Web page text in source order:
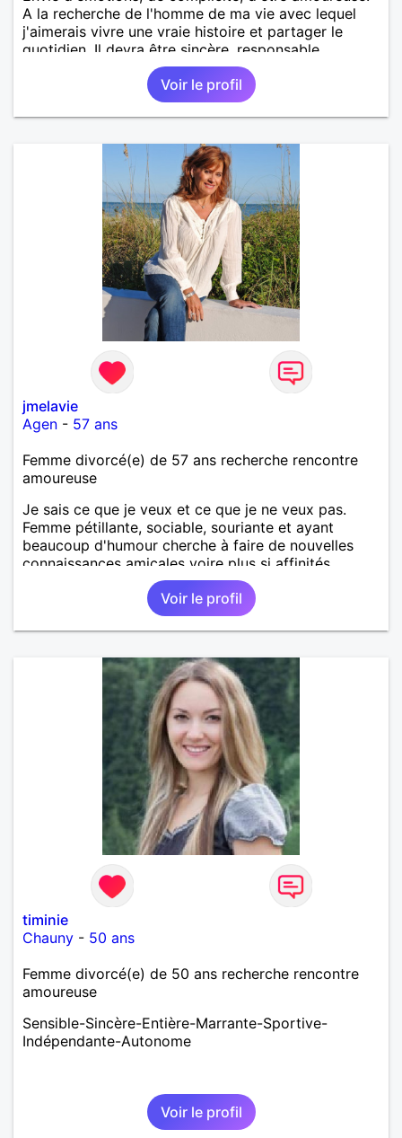
A la recherche de l'homme de ma vie avec lequel
j'aimerais vivre une vraie histoire et partager le
quotidien. Il devra être sincère, responsable,
ambitieux, entreprenant, fort de caractère et avec le
sens de l'humour. Il saura me chouchouter et me
mettre en valeur, me donner son amour et attention.
Merci de m'avoir lu et à bientôt...
Voir le profil
jmelavie
Agen - 57 ans
Femme divorcé(e) de 57 ans recherche rencontre
amoureuse
Je sais ce que je veux et ce que je ne veux pas.
Femme pétillante, sociable, souriante et ayant
beaucoup d'humour cherche à faire de nouvelles
connaissances amicales voire plus si affinités.
Voir le profil
timinie
Chauny - 50 ans
Femme divorcé(e) de 50 ans recherche rencontre
amoureuse
Sensible-Sincère-Entière-Marrante-Sportive-
Indépendante-Autonome
Voir le profil